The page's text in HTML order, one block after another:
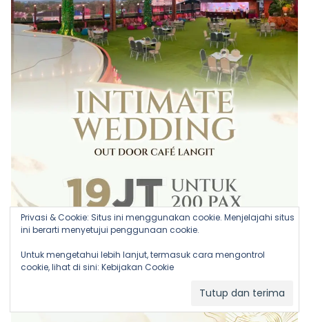
Privasi & Cookie: Situs ini menggunakan cookie. Menjelajahi situs
ini berarti menyetujui penggunaan cookie.
Untuk mengetahui lebih lanjut, termasuk cara mengontrol
cookie, lihat di sini: Kebijakan Cookie